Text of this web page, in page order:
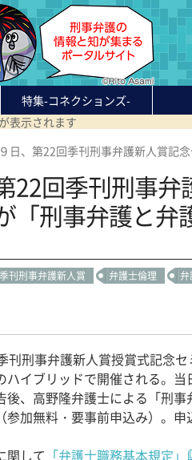
特集-コネクションズ-
表示されます
日、第22回季刊刑事弁護新人賞記
22回季刊刑事
「刑事弁護と
季刊刑事弁護新人賞 弁護士倫理 弁
刊刑事弁護新人賞授賞式記念
ハイブリッドで開催される。当
後、高野隆弁護士による「刑
参加無料・要事前申込み）。申
関して 「弁護士職務基本規定」